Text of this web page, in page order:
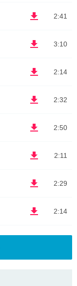
2:41
3:10
2:14
2:32
2:50
2:11
2:29
2:14